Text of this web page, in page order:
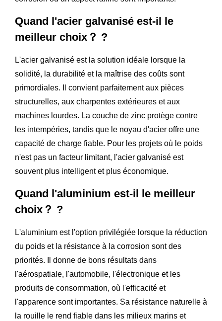
Quand l'acier galvanisé est-il le
meilleur choix？ ?
L'acier galvanisé est la solution idéale lorsque la
solidité, la durabilité et la maîtrise des coûts sont
primordiales. Il convient parfaitement aux pièces
structurelles, aux charpentes extérieures et aux
machines lourdes. La couche de zinc protège contre
les intempéries, tandis que le noyau d'acier offre une
capacité de charge fiable. Pour les projets où le poids
n'est pas un facteur limitant, l'acier galvanisé est
souvent plus intelligent et plus économique.
Quand l'aluminium est-il le meilleur
choix？ ?
L'aluminium est l'option privilégiée lorsque la réduction
du poids et la résistance à la corrosion sont des
priorités. Il donne de bons résultats dans
l'aérospatiale, l'automobile, l'électronique et les
produits de consommation, où l'efficacité et
l'apparence sont importantes. Sa résistance naturelle à
la rouille le rend fiable dans les milieux marins et